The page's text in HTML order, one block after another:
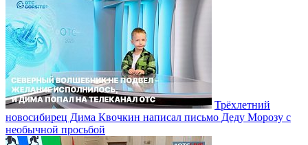
Трёхлетний
новосибирец Дима Квочкин написал письмо Деду Морозу с
необычной просьбой